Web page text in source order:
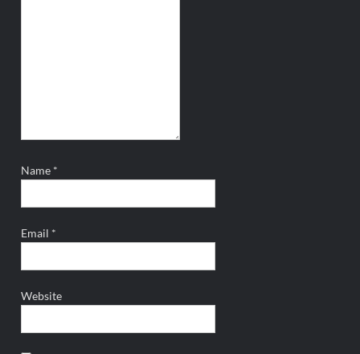
Name *
Email *
Website